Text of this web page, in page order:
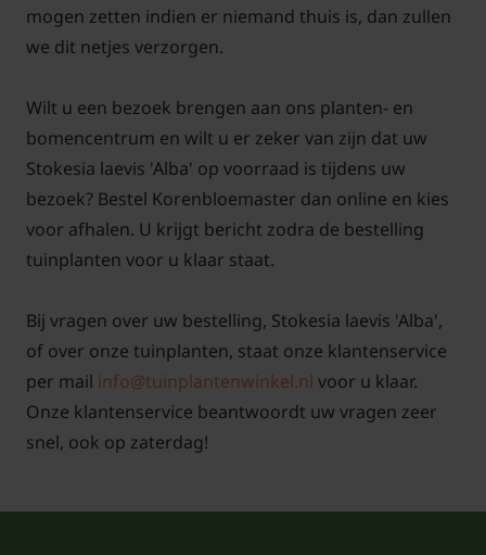
mogen zetten indien er niemand thuis is, dan zullen
we dit netjes verzorgen.
Wilt u een bezoek brengen aan ons planten- en
bomencentrum en wilt u er zeker van zijn dat uw
Stokesia laevis 'Alba' op voorraad is tijdens uw
bezoek? Bestel Korenbloemaster dan online en kies
voor afhalen. U krijgt bericht zodra de bestelling
tuinplanten voor u klaar staat.
Bij vragen over uw bestelling, Stokesia laevis 'Alba',
of over onze tuinplanten, staat onze klantenservice
per mail info@tuinplantenwinkel.nl voor u klaar.
Onze klantenservice beantwoordt uw vragen zeer
snel, ook op zaterdag!